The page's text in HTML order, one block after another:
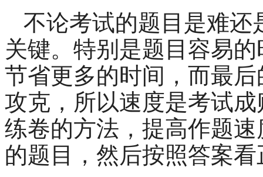
不论考试的题目是难还
关键。特别是题目容易
节省更多的时间，而最
攻克，所以速度是考试
练卷的方法，提高作题
的题目，然后按照答案